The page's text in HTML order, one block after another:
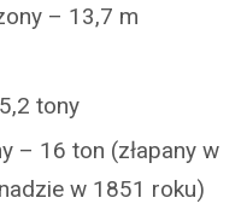
– 13,7 m
tony
– 16 ton (złapany w
w 1851 roku)